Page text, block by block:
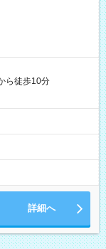
ら徒歩10分
詳細へ